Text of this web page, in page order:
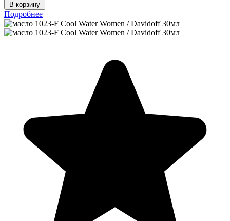
В корзину
Подробнее